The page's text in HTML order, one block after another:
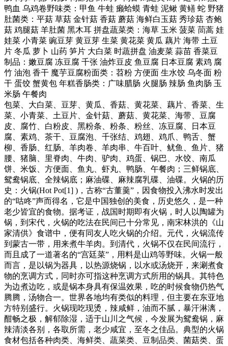
鸭血 乌鸡卷野味类：甲鱼 牛蛙 癞蛤蟆 青蛙 泥鳅 黄鳝 蛇 野猪
肚菌类：平菇 草菇 金针菇 香菇 蘑菇 海鲜白玉菇 秀珍菇 杏鲍
菇 鸡腿菇 羊肚菌 黑木耳 拼盘蔬菜类：海草 玉米 菠菜 茼蒿 娃
娃菜 小青菜 豌豆芽 黄豆芽 生菜 黄花菜 黄瓜 藕片 海带 土豆
片 冬瓜 萝卜 山药 笋片 大白菜 时蔬拼盘 油麦菜 蒜苗 香菜豆
制品：嫩豆腐 冻豆腐 千张 油炸豆皮 鱼豆腐 日本豆腐 素鸡 腐
竹 油泡 香干 魔芋豆腐粉面类：苕粉 方便面 生水饺 乌冬面 粉
干 蛋饺 蟹黄包 年糕香肠类：广味腊肠 火腿肠 辣肠 鱼肉肠 玉
米肠 午餐肉
包菜、大白菜、豆芽、黄瓜、香菇、黄花菜、藕片、香菜、生
菜、小青菜、土豆片、金针菇、蘑菇、黄花菜、海带、豆腐
皮、腐竹、白粉皮、黑粉条、粉条、粉丝、冻豆腐、日本豆
腐、素鸡、茶干、豆腐泡、千张结、鸡翅、鸡爪、鸭舌、蟹
柳、香肠、红肠、羊肉卷、羊肉串、牛百叶、鱿鱼、鱼片、猪
腰、猪脑、里脊肉、牛肉、驴肉、鸡蛋、锅巴、水饺、南瓜
饼、米饭、方便面、鱼丸、虾丸、鸭肠、午餐肉；三鲜锅底、
鸳鸯锅底、全辣锅底；麻油碟、麻辣腐乳碟、油碟。火锅的历
史：火锅(Hot Pot[1] )，古称“古董羹”，因食物投入沸水时发出
的“咕咚”声而得名，它是中国独创的美食，历史悠久，是一种
老少皆宜的食物。据考证，战国时期即有火锅，时人以陶罐为
锅，到宋代，火锅的吃法在民间已十分常见，南宋林洪的《山
家清供》食谱中，便有同友人吃火锅的介绍。元代，火锅流传
到蒙古一带，用来煮牛羊肉。到清代，火锅不仅在民间流行，
而且成了一道著名的“宫廷菜”，用料是山鸡等野味。火锅一般
而言，是以锅为器具，以热源烧锅，以水或汤烧开，来涮煮食
物的烹调方式，同时亦可指这种烹调方式所用的锅具。其特色
为边煮边吃，或是锅本身具有保温效果，吃的时候食物仍热气
腾腾，汤物合一。世界各地均有类似的料理，但主要在东亚地
方特别盛行。火锅现吃现烫，辣咸鲜，油而不腻，暴汗淋漓，
酣畅之极，解郁除湿，适于山川之气候，今发展为鸳鸯锅，麻
辣清淡各别，各取所需，老少咸宜，至冬之佳品。典型的火锅
食材包括各种肉类、海鲜类、蔬菜类、豆制品类、菌菇类、蛋